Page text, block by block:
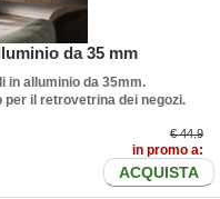
da 35 mm
in alluminio da 35mm.
il retrovetrina dei negozi.
€ 44.9
in promo a:
ACQUISTA